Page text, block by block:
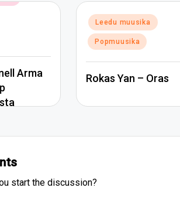
Arma
Posted
in
Leedu muusika
Popmuusika
Rokas Yan – Oras
start the discussion?